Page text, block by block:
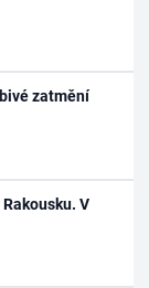
zatmění
V